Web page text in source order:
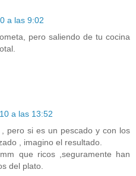
a las 9:02
pero saliendo de tu cocina
a las 13:52
pero si es un pescado y con los
, imagino el resultado.
que ricos ,seguramente han
del plato.